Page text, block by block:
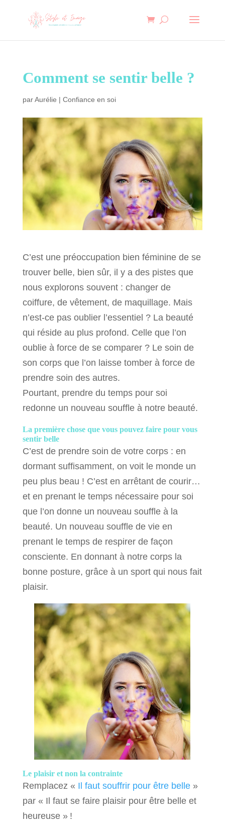
Comment se sentir belle ?
parAurélie | Confiance en soi
C’est une préoccupation bien féminine de se
trouver belle, bien sûr, il y a des pistes que
nous explorons souvent : changer de
coiffure, de vêtement, de maquillage. Mais
n’est-ce pas oublier l’essentiel ? La beauté
qui réside au plus profond. Celle que l’on
oublie à force de se comparer ? Le soin de
son corps que l’on laisse tomber à force de
prendre soin des autres.
Pourtant, prendre du temps pour soi
redonne un nouveau souffle à notre beauté.
La première chose que vous pouvez faire pour vous
sentir belle
C’est de prendre soin de votre corps : en
dormant suffisamment, on voit le monde un
peu plus beau ! C’est en arrêtant de courir…
et en prenant le temps nécessaire pour soi
que l’on donne un nouveau souffle à la
beauté. Un nouveau souffle de vie en
prenant le temps de respirer de façon
consciente. En donnant à notre corps la
bonne posture, grâce à un sport qui nous fait
plaisir.
Le plaisir et non la contrainte
Remplacez « Il faut souffrir pour être belle»
par « Il faut se faire plaisir pour être belle et
heureuse » !